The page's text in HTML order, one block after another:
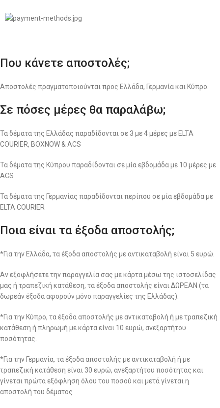
Που κάνετε αποστολές;
Αποστολές πραγματοποιούνται προς Ελλάδα, Γερμανία και Κύπρο.
Σε πόσες μέρες θα παραλάβω;
Τα δέματα της Ελλάδας παραδίδονται σε 3 με 4 μέρες με ELTA
COURIER, BOXNOW & ACS
Τα δέματα της Κύπρου παραδίδονται σε μία εβδομάδα με 10 μέρες με
ACS
Τα δέματα της Γερμανίας παραδίδονται περίπου σε μία εβδομάδα με
ELTA COURIER
Ποια είναι τα έξοδα αποστολής;
*Για την Ελλάδα, τα έξοδα αποστολής με αντικαταβολή είναι 5 ευρώ.
Αν εξοφλήσετε την παραγγελία σας με κάρτα μέσω της ιστοσελίδας
μας ή τραπεζική κατάθεση, τα έξοδα αποστολής είναι ΔΩΡΕΑΝ (τα
δωρεάν έξοδα αφορούν μόνο παραγγελίες της Ελλάδας).
*Για την Κύπρο, τα έξοδα αποστολής με αντικαταβολή ή με τραπεζική
κατάθεση ή πληρωμή με κάρτα είναι 10 ευρώ, ανεξαρτήτου
ποσότητας.
*Για την Γερμανία, τα έξοδα αποστολής με αντικαταβολή ή με
τραπεζική κατάθεση είναι 30 ευρώ, ανεξαρτήτου ποσότητας και
γίνεται πρώτα εξόφληση όλου του ποσού και μετά γίνεται η
αποστολή του δέματος